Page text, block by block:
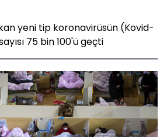
yeni tip koronavirüsün (Kovid-
75 bin 100'ü geçti